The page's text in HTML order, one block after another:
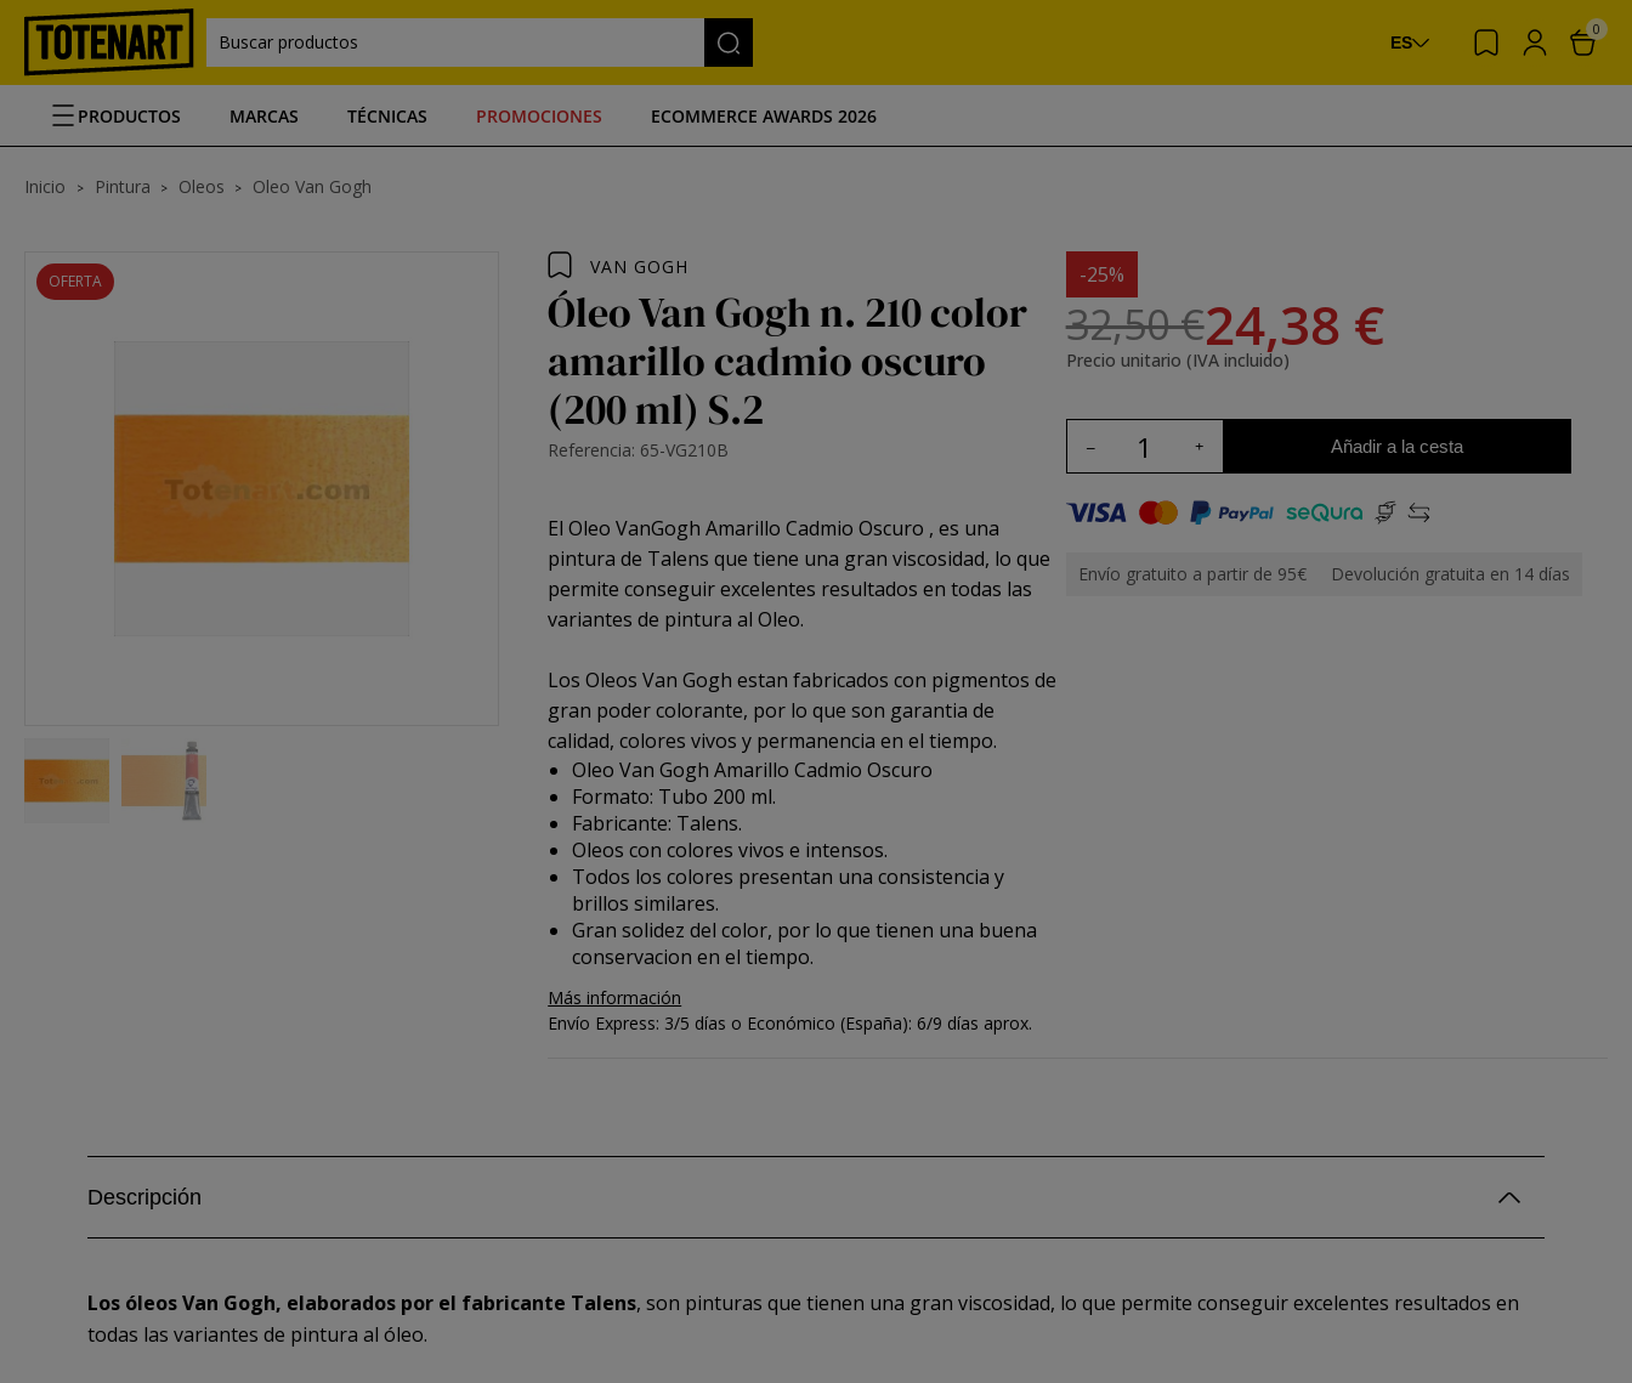
Buscar productos ES
0
PRODUCTOS MARCAS TÉCNICAS PROMOCIONES ECOMMERCE AWARDS 2026
Inicio Pintura Oleos Oleo Van Gogh
OFERTA
VAN GOGH
Óleo Van Gogh n. 210 color
amarillo cadmio oscuro
(200 ml) S.2
Referencia: 65-VG210B
ElOleo VanGogh Amarillo Cadmio Oscuro , es una
pintura de Talens que tiene una gran viscosidad, lo que
permite conseguir excelentes resultados en todas las
variantes de pintura al Oleo.
Los Oleos Van Gogh estan fabricados con pigmentos de
gran poder colorante, por lo que son garantia de
calidad, colores vivos y permanencia en el tiempo.
Oleo Van Gogh Amarillo Cadmio Oscuro
Formato: Tubo 200 ml.
Fabricante: Talens.
Oleos con colores vivos e intensos.
Todos los colores presentan una consistencia y
brillos similares.
Gran solidez del color, por lo que tienen una buena
conservacion en el tiempo.
Más información
-25%
32,50 €24,38 €
Precio unitario (IVA incluido)
Añadir a la cesta
Envío gratuito a partir de 95€ Devolución gratuita en 14 días
Envío Express: 3/5 días o Económico (España): 6/9 días aprox.
Descripción
Los óleos Van Gogh, elaborados por el fabricante Talens, son pinturas que tienen una gran viscosidad, lo que permite conseguir excelentes resultados en
todas las variantes de pintura al óleo.